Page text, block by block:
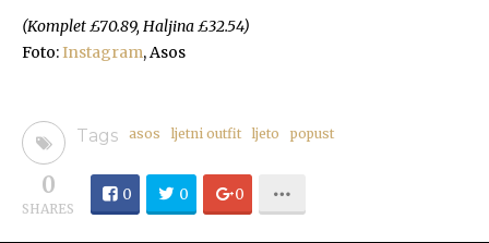
(Komplet £70.89, Haljina £32.54)
Foto:Instagram, Asos
Tags asos ljetni outfit ljeto popust
0
SHARES
0 0 0